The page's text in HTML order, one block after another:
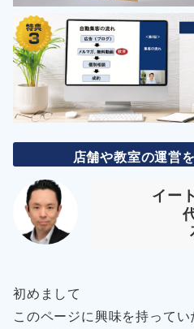
店舗や教室の運営
イー
初めまして
このページに興味を持ってい